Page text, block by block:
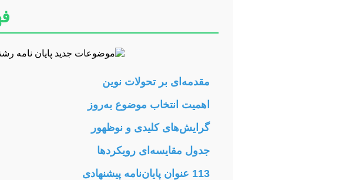
مقدمه‌ای بر تحولات نوین
اهمیت انتخاب موضوع به‌روز
گرایش‌های کلیدی و نوظهور
جدول مقایسه‌ای رویکردها
113 عنوان پایان‌نامه پیشنهادی